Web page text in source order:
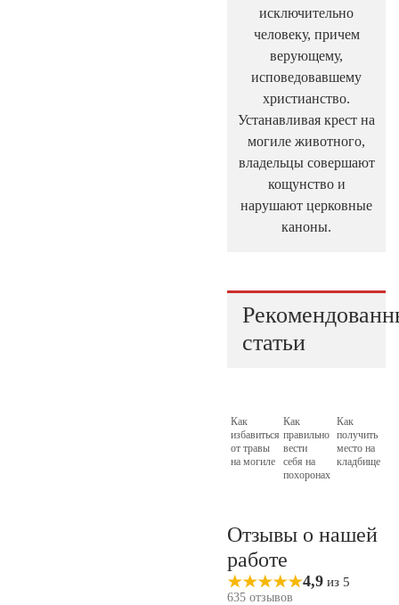
исключительно
человеку, причем
верующему,
исповедовавшему
христианство.
Устанавливая крест на
могиле животного,
владельцы совершают
кощунство и
нарушают церковные
каноны.
статьи
Как
избавиться
от травы
на могиле
Как
правильно
вести
себя на
похоронах
Как
получить
место на
кладбище
Отзывы о нашей
работе
4,9 из 5
635 отзывов